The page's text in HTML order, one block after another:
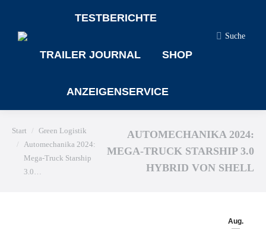
TESTBERICHTE
TRAILER JOURNAL SHOP
ANZEIGENSERVICE
Search:
Suche
Sie befinden sich hier:
Start
Green Logistik
Automechanika 2024:
Mega-Truck Starship
3.0…
AUTOMECHANIKA 2024:
MEGA-TRUCK STARSHIP 3.0
HYBRID VON SHELL
Aug.